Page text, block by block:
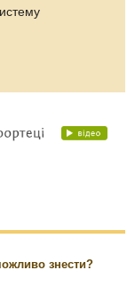
знести?